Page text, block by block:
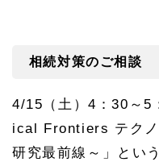
相続対策のご相談
4/15（土）4：30～
ical Frontiers テクノ
研究最前線～」とい